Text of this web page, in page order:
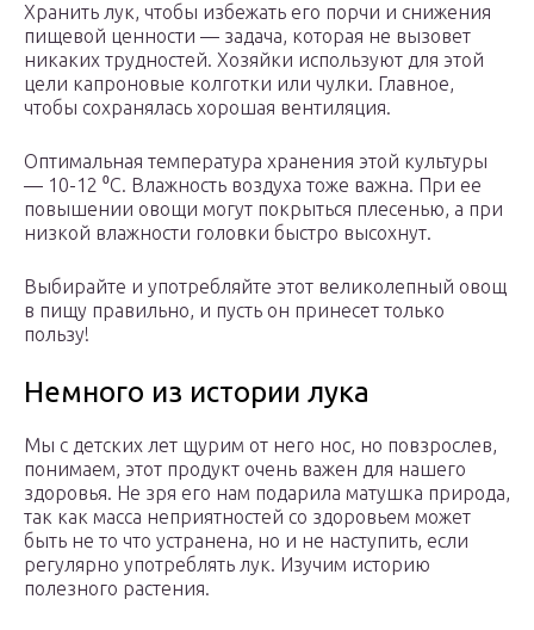
Хранить лук, чтобы избежать его порчи и снижения
пищевой ценности — задача, которая не вызовет
никаких трудностей. Хозяйки используют для этой
цели капроновые колготки или чулки. Главное,
чтобы сохранялась хорошая вентиляция.
Оптимальная температура хранения этой культуры
— 10-12 ⁰С. Влажность воздуха тоже важна. При ее
повышении овощи могут покрыться плесенью, а при
низкой влажности головки быстро высохнут.
Выбирайте и употребляйте этот великолепный овощ
в пищу правильно, и пусть он принесет только
пользу!
Немного из истории лука
Мы с детских лет щурим от него нос, но повзрослев,
понимаем, этот продукт очень важен для нашего
здоровья. Не зря его нам подарила матушка природа,
так как масса неприятностей со здоровьем может
быть не то что устранена, но и не наступить, если
регулярно употреблять лук. Изучим историю
полезного растения.